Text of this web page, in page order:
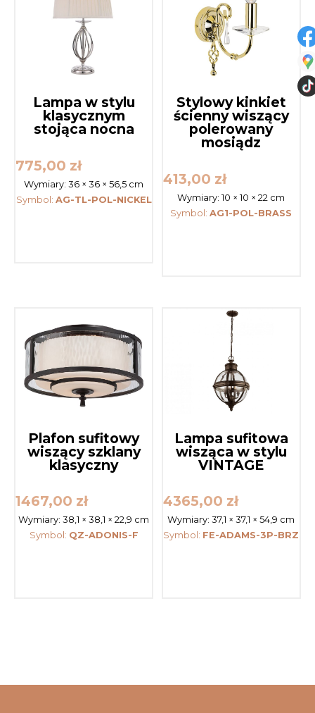
Lampa w stylu
klasycznym
stojąca nocna
775,00 zł
Wymiary:36 × 36 × 56,5 cm
Symbol: AG-TL-POL-NICKEL
Stylowy kinkiet
ścienny wiszący
polerowany
mosiądz
413,00 zł
Wymiary:10 × 10 × 22 cm
Symbol:AG1-POL-BRASS
Plafon sufitowy
wiszący szklany
klasyczny
1467,00 zł
Wymiary:38,1 × 38,1 × 22,9 cm
Symbol: QZ-ADONIS-F
Lampa sufitowa
wisząca w stylu
VINTAGE
4365,00 zł
Wymiary:37,1 × 37,1 × 54,9 cm
Symbol: FE-ADAMS-3P-BRZ